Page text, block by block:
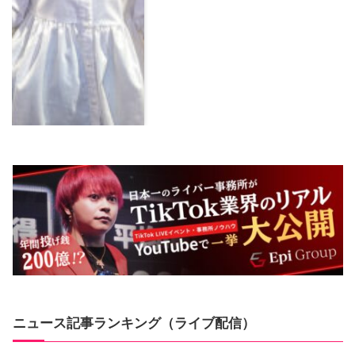
ニュース記事ランキング（ライブ配信）